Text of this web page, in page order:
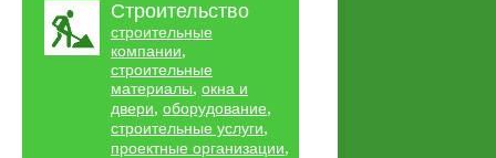
Строительство
строительные
компании,
строительные
материалы, окна и
двери, оборудование,
строительные услуги,
проектные организации,